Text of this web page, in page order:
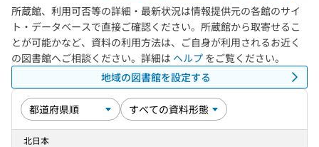
所蔵館、利用可否等の詳細・最新状況は情報提供元の各館のサイ
ト・データベースで直接ご確認ください。所蔵館から取寄せるこ
とが可能かなど、資料の利用方法は、ご自身が利用されるお近く
の図書館へご相談ください。詳細は ヘルプ をご覧ください。
地域の図書館を設定する
北日本